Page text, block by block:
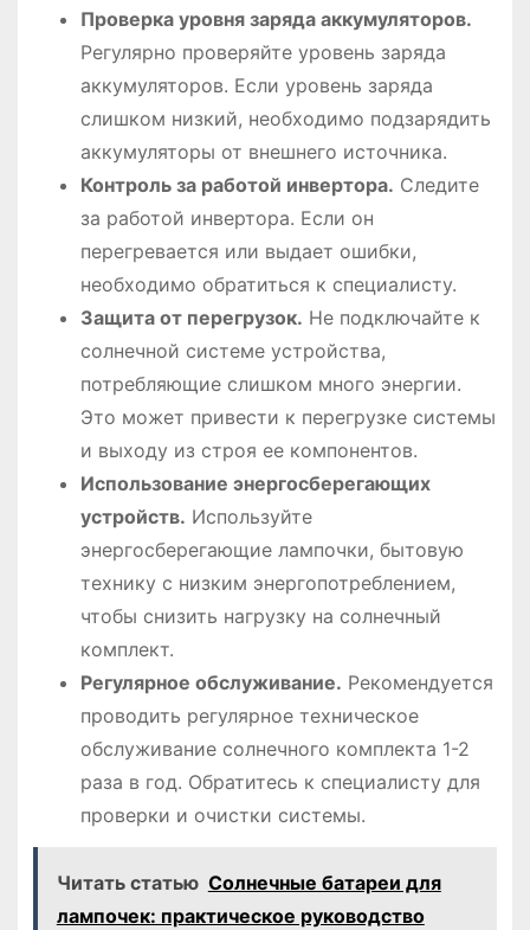
Проверка уровня заряда аккумуляторов.
Регулярно проверяйте уровень заряда
аккумуляторов. Если уровень заряда
слишком низкий, необходимо подзарядить
аккумуляторы от внешнего источника.
Контроль за работой инвертора. Следите
за работой инвертора. Если он
перегревается или выдает ошибки,
необходимо обратиться к специалисту.
Защита от перегрузок. Не подключайте к
солнечной системе устройства,
потребляющие слишком много энергии.
Это может привести к перегрузке системы
и выходу из строя ее компонентов.
Использование энергосберегающих
устройств. Используйте
энергосберегающие лампочки, бытовую
технику с низким энергопотреблением,
чтобы снизить нагрузку на солнечный
комплект.
Регулярное обслуживание. Рекомендуется
проводить регулярное техническое
обслуживание солнечного комплекта 1-2
раза в год. Обратитесь к специалисту для
проверки и очистки системы.
Читать статью Солнечные батареи для
лампочек: практическое руководство